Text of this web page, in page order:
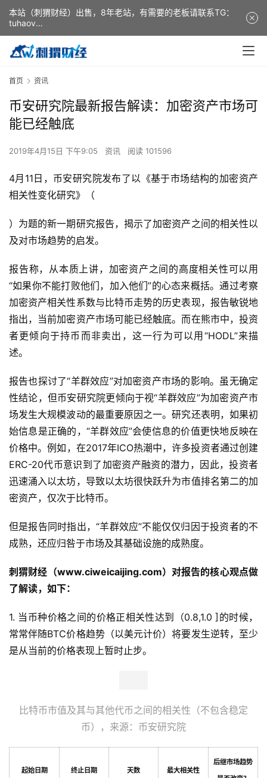
首页 资讯
币安研究院最新报告解读：加密资产市场可
能已经触底
2019年4月15日 下午9:05 资讯 阅读 101596
4月11日，币安研究院发布了以《基于市场结构的加密资产
相关性变化研究》（
）为题的新一期研究报告，揭示了加密资产之间的相关性以
及对市场趋势的启发。
报告称，从本质上讲，加密资产之间的高度相关性可以用
“如果你不能打败他们，加入他们”的心态来概括。通过考察
加密资产相关性系数与比特币走势的历史表现，报告敏锐地
指出，当前加密资产市场可能已经触底。而在熊市中，投资
者更倾向于持币而非卖出，这一行为可以用“HODL”来描
述。
报告也探讨了“羊群效应”对加密资产市场的影响。虽无确定
性结论，但币安研究院更倾向于视“羊群效应”为加密资产市
场发生大规模波动的最重要原因之一。研究还表明，如果初
始信息是正确的，“羊群效应”会使信息的价值更快地反映在
价格中。例如，在2017年ICO热潮中，许多投资者通过创建
ERC-20代币意识到了加密资产融资的潜力，因此，投资者
迅速涌入以太坊，导致以太坊很快跃升为市值排名第二的加
密资产，仅次于比特币。
但是报告同时指出，“羊群效应”不能仅仅归因于投资者的不
成熟，还应归咎于市场及其基础设施的成熟度。
刺猬财经（www.ciweicaijing.com）对报告的核心观点做
了解读，如下：
1. 当币种价格之间的价格正相关性达到（0.8,1.0 ]的时候，
常常伴随BTC价格趋势（以美元计价）将要发生逆转，至少
是从当前的价格表现上暂时止步。
比特币市值及其与其他代币之间的相关性（不包含稳定
币），来源：币安研究院
起始日期 终止日期 天数 最大相关性
后继市场趋势
本站（刺猬财经）出售，8年老站，有需要的老板请联系TG：
tuhaov
This website (ciweicaijing) is for sale. It is a 8-year-old
website. If you need it, please contact TG: tuhaov